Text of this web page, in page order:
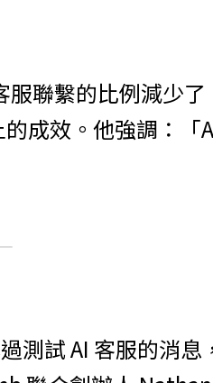
服聯繫的比例減少了
成效。他強調：「
測試 AI 客服的消息